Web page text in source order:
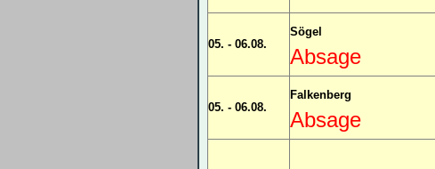
05. - 06.08.
Sögel
Absage
05. - 06.08.
Falkenberg
Absage